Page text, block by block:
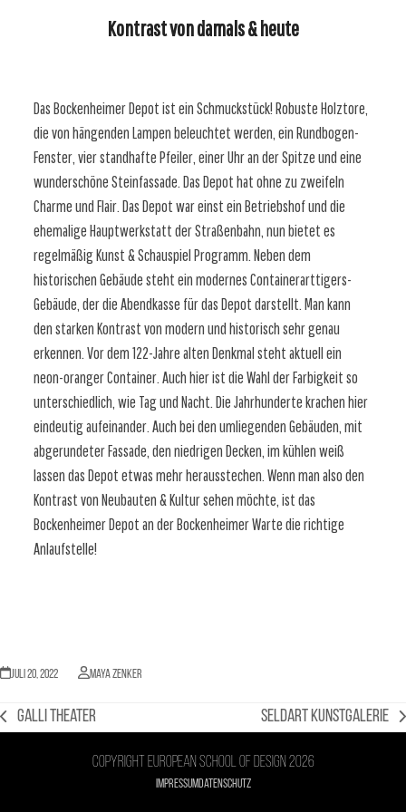
Kontrast von damals & heute
Das Bockenheimer Depot ist ein Schmuckstück! Robuste Holztore,
die von hängenden Lampen beleuchtet werden, ein Rundbogen-
Fenster, vier standhafte Pfeiler, einer Uhr an der Spitze und eine
wunderschöne Steinfassade. Das Depot hat ohne zu zweifeln
Charme und Flair. Das Depot war einst ein Betriebshof und die
ehemalige Hauptwerkstatt der Straßenbahn, nun bietet es
regelmäßig Kunst & Schauspiel Programm. Neben dem
historischen Gebäude steht ein modernes Containerarttigers-
Gebäude, der die Abendkasse für das Depot darstellt. Man kann
den starken Kontrast von modern und historisch sehr genau
erkennen. Vor dem 122-Jahre alten Denkmal steht aktuell ein
neon-oranger Container. Auch hier ist die Wahl der Farbigkeit so
unterschiedlich, wie Tag und Nacht. Die Jahrhunderte krachen hier
eindeutig aufeinander. Auch bei den umliegenden Gebäuden, mit
abgerundeter Fassade, den niedrigen Decken, im kühlen weiß
lassen das Depot etwas mehr herausstechen. Wenn man also den
Kontrast von Neubauten & Kultur sehen möchte, ist das
Bockenheimer Depot an der Bockenheimer Warte die richtige
Anlaufstelle!
Juli 20, 2022 Maya Zenker
vorheriger
Galli Theater
Nächster
Beitrag:
Seldart Kunstgalerie
Copyright European school of design 2026
ImpressumDatenschutz